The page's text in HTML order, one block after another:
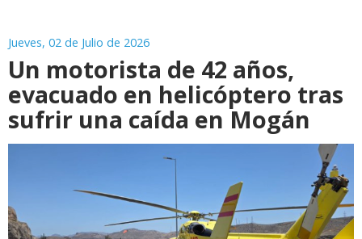
Jueves, 02 de Julio de 2026
Un motorista de 42 años,
evacuado en helicóptero tras
sufrir una caída en Mogán